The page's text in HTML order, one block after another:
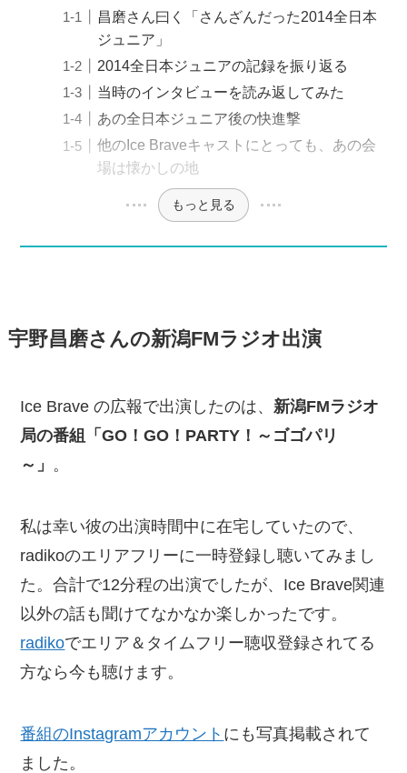
昌磨さん曰く「さんざんだった2014全日本
ジュニア」
2014全日本ジュニアの記録を振り返る
当時のインタビューを読み返してみた
あの全日本ジュニア後の快進撃
他のIce Braveキャストにとっても、あの会
場は懐かしの地
もっと見る
宇野昌磨さんの新潟FMラジオ出演
Ice Brave の広報で出演したのは、 新潟FMラジオ
局の番組「GO！GO！PARTY！～ゴゴパリ
～」 。
私は幸い彼の出演時間中に在宅していたので、
radikoのエリアフリーに一時登録し聴いてみまし
た。合計で12分程の出演でしたが、Ice Brave関連
以外の話も聞けてなかなか楽しかったです。
radikoでエリア＆タイムフリー聴収登録されてる
方なら今も聴けます。
番組のInstagramアカウント にも写真掲載されて
ました。